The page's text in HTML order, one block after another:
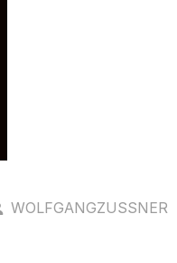
WOLFGANGZUSSNER